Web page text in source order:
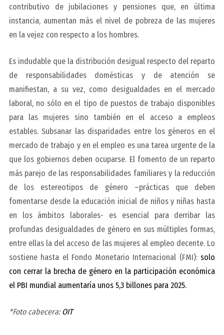
contributivo de jubilaciones y pensiones que, en última
instancia, aumentan más el nivel de pobreza de las mujeres
en la vejez con respecto a los hombres.
Es indudable que la distribución desigual respecto del reparto
de responsabilidades domésticas y de atención se
manifiestan, a su vez, como desigualdades en el mercado
laboral, no sólo en el tipo de puestos de trabajo disponibles
para las mujeres sino también en el acceso a empleos
estables. Subsanar las disparidades entre los géneros en el
mercado de trabajo y en el empleo es una tarea urgente de la
que los gobiernos deben ocuparse. El fomento de un reparto
más parejo de las responsabilidades familiares y la reducción
de los estereotipos de género –prácticas que deben
fomentarse desde la educación inicial de niños y niñas hasta
en los ámbitos laborales- es esencial para derribar las
profundas desigualdades de género en sus múltiples formas,
entre ellas la del acceso de las mujeres al empleo decente. Lo
sostiene hasta el Fondo Monetario Internacional (FMI):solo
con cerrar la brecha de género en la participación económica
el PBI mundial aumentaría unos 5,3 billones para 2025.
*Foto cabecera:OIT